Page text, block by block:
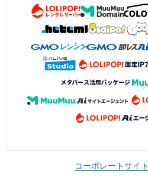
コーポレートサイト